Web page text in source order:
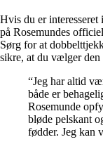
Hvis du er
på Rosemundes
Sørg for at
sikre, at du vælger den
“Jeg har altid
både er
Rosemunde
bløde pelskant
fødder. Jeg kan